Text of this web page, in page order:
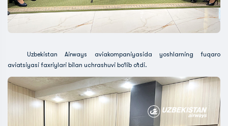
Uzbekistan Airways aviakompaniyasida yoshlarning fuqaro
aviatsiyasi faxriylari bilan uchrashuvi bo‘lib o‘tdi.